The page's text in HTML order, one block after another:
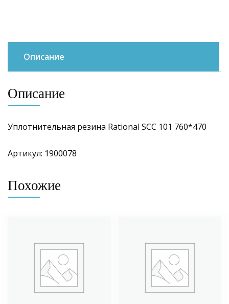
Описание
Описание
Уплотнительная резина Rational SCC 101 760*470
Артикул: 1900078
Похожие